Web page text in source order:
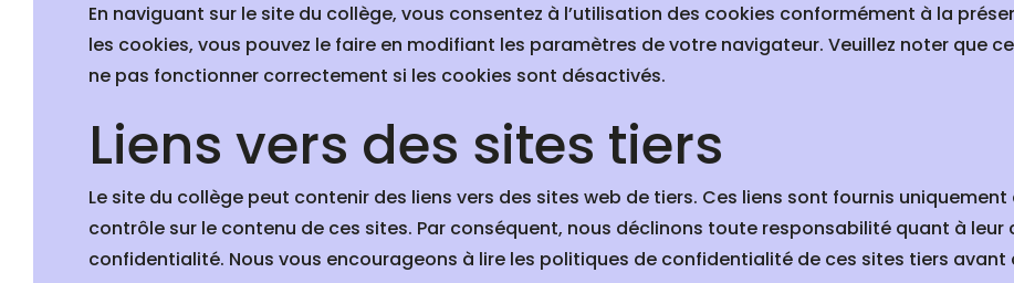
En naviguant sur le site du collège, vous consentez à l’utilisation des cookies conformément à la
les cookies, vous pouvez le faire en modifiant les paramètres de votre navigateur. Veuillez noter que
ne pas fonctionner correctement si les cookies sont désactivés.
Liens vers des sites tiers
Le site du collège peut contenir des liens vers des sites web de tiers. Ces liens sont fournis
contrôle sur le contenu de ces sites. Par conséquent, nous déclinons toute responsabilité quant à
confidentialité. Nous vous encourageons à lire les politiques de confidentialité de ces sites tiers